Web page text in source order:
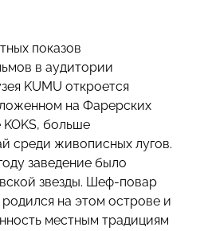
показов
в аудитории
KUMU откроется
на Фарерских
больше
среди живописных лугов.
заведение было
звезды. Шеф-повар
на этом острове и
местным традициям